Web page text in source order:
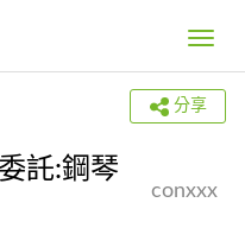
Toggle
分享
託:鋼琴
conxxx